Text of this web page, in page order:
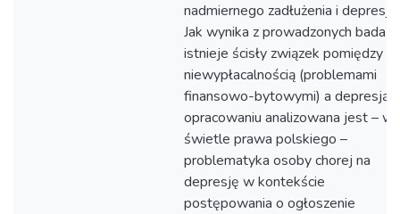
nadmiernego zadłużenia i depresji.
Jak wynika z prowadzonych badań,
istnieje ścisły związek pomiędzy
niewypłacalnością (problemami
finansowo-bytowymi) a depresją.
opracowaniu analizowana jest – w
świetle prawa polskiego –
problematyka osoby chorej na
depresję w kontekście
postępowania o ogłoszenie